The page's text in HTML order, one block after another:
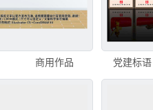
商用作品 党建标语